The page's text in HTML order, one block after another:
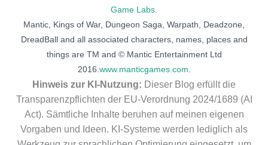
Game Labs
Mantic, Kings of War, Dungeon Saga, Warpath, Deadzone,
DreadBall and all associated characters, names, places and
things are TM and © Mantic Entertainment Ltd
2016. www.manticgames.com
Hinweis zur KI-Nutzung: Dieser Blog erfüllt die
Transparenzpflichten der EU-Verordnung 2024/1689 (AI
Act). Sämtliche Inhalte beruhen auf meinen eigenen
Vorgaben und Ideen. KI-Systeme werden lediglich als